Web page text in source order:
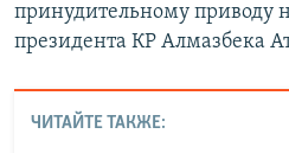
принудительному приводу
президента КР Алмазбека
ЧИТАЙТЕ ТАКЖЕ: